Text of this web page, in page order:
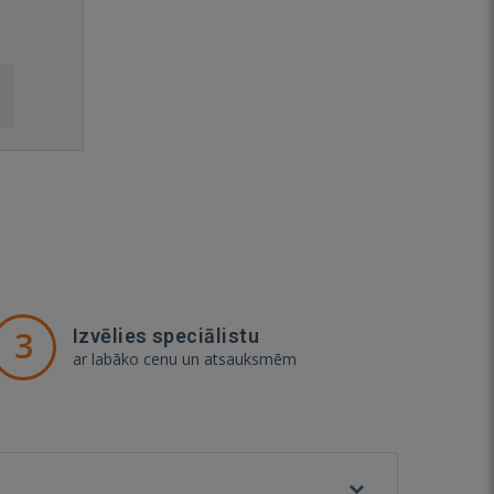
3 Izvēlies speciālistu
ar labāko cenu un atsauksmēm